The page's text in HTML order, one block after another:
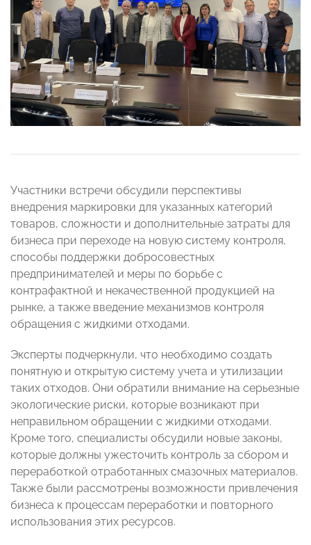
Участники встречи обсудили перспективы
внедрения маркировки для указанных категорий
товаров, сложности и дополнительные затраты для
бизнеса при переходе на новую систему контроля,
способы поддержки добросовестных
предпринимателей и меры по борьбе с
контрафактной и некачественной продукцией на
рынке, а также введение механизмов контроля
обращения с жидкими отходами.
Эксперты подчеркнули, что необходимо создать
понятную и открытую систему учета и утилизации
таких отходов. Они обратили внимание на серьезные
экологические риски, которые возникают при
неправильном обращении с жидкими отходами.
Кроме того, специалисты обсудили новые законы,
которые должны ужесточить контроль за сбором и
переработкой отработанных смазочных материалов.
Также были рассмотрены возможности привлечения
бизнеса к процессам переработки и повторного
использования этих ресурсов.